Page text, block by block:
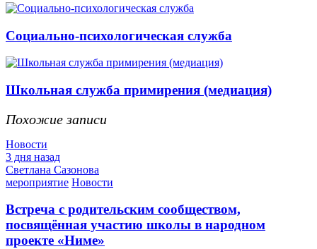
Социально-психологическая служба
Школьная служба примирения (медиация)
Похожие записи
Новости
3 дня назад
Светлана Сазонова
мероприятие Новости
Встреча с родительским сообществом,
посвящённая участию школы в народном
проекте «Ниме»